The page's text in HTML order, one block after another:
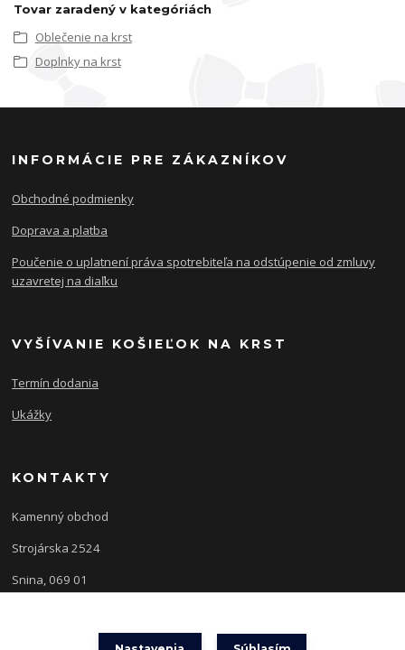
Tovar zaradený v kategóriách
Oblečenie na krst
Doplnky na krst
INFORMÁCIE PRE ZÁKAZNÍKOV
Obchodné podmienky
Doprava a platba
Poučenie o uplatnení práva spotrebiteľa na odstúpenie od zmluvy
uzavretej na diaľku
VYŠÍVANIE KOŠIEĽOK NA KRST
Termín dodania
Ukážky
KONTAKTY
Kamenný obchod
Strojárska 2524
Snina, 069 01